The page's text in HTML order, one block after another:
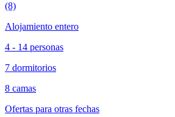
(8)
Alojamiento entero
4 - 14 personas
7 dormitorios
8 camas
Ofertas para otras fechas